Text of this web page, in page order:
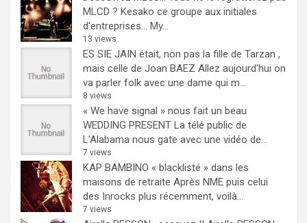
MLCD ? Kesako ce groupe aux initiales
d’entreprises… My...
13 views
ES SIE JAIN était, non pas la fille de Tarzan ,
mais celle de Joan BAEZ Allez aujourd'hui on
va parler folk avec une dame qui m...
8 views
« We have signal » nous fait un beau
WEDDING PRESENT La télé public de
L'Alabama nous gate avec une vidéo de...
7 views
KAP BAMBINO « blacklisté » dans les
maisons de retraite Après NME puis celui
des Inrocks plus récemment, voilà...
7 views